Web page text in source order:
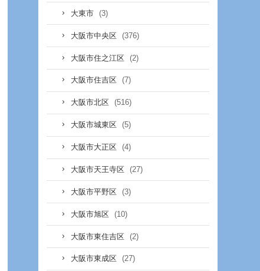
大東市 (3)
大阪市中央区 (376)
大阪市住之江区 (2)
大阪市住吉区 (7)
大阪市北区 (516)
大阪市城東区 (5)
大阪市大正区 (4)
大阪市天王寺区 (27)
大阪市平野区 (3)
大阪市旭区 (10)
大阪市東住吉区 (2)
大阪市東成区 (27)